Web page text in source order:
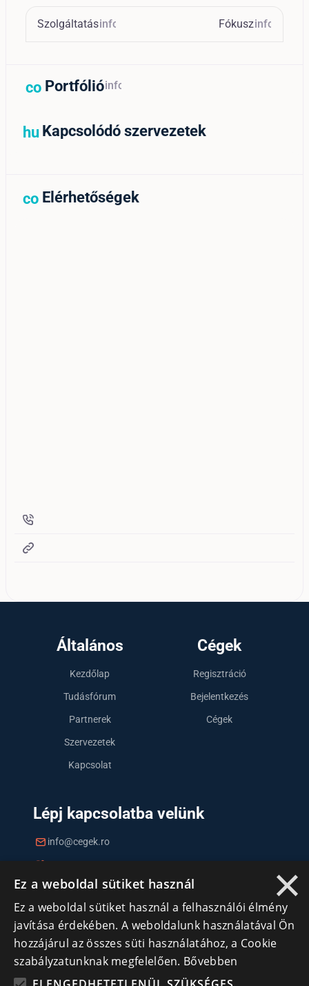
Szolgáltatásinfo Fókuszinfo
contact_support_outline
Portfólióinfo
hubKapcsolódó szervezetek
contact_support_outline
Elérhetőségek
Általános
Kezdőlap
Tudásfórum
Partnerek
Szervezetek
Kapcsolat
Cégek
Regisztráció
Bejelentkezés
Cégek
Lépj kapcsolatba velünk
info@cegek.ro
+40 740 856 970
Iratkozz fel hírlevelünkre!
×
Ez a weboldal sütiket használ
Ez a weboldal sütiket használ a felhasználói élmény
javítása érdekében. A weboldalunk használatával Ön
hozzájárul az összes süti használatához, a Cookie
szabályzatunknak megfelelően. Bővebben